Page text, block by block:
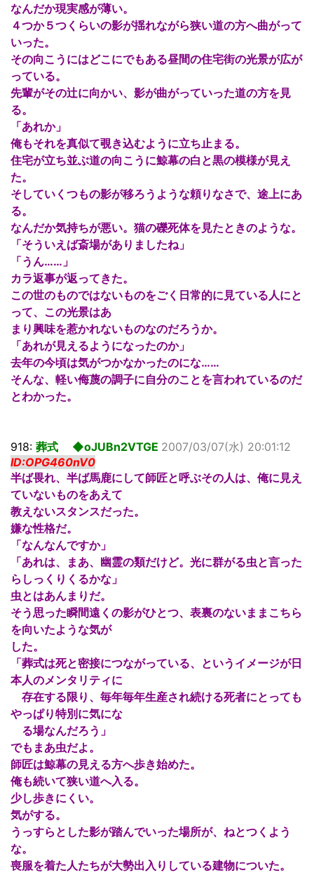
なんだか現実感が薄い。
４つか５つくらいの影が揺れながら狭い道の方へ曲がって
いった。
その向こうにはどこにでもある昼間の住宅街の光景が広が
っている。
先輩がその辻に向かい、影が曲がっていった道の方を見
る。
「あれか」
俺もそれを真似て覗き込むように立ち止まる。
住宅が立ち並ぶ道の向こうに鯨幕の白と黒の模様が見え
た。
そしていくつもの影が移ろうような頼りなさで、途上にあ
る。
なんだか気持ちが悪い。猫の礫死体を見たときのような。
「そういえば斎場がありましたね」
「うん……」
カラ返事が返ってきた。
この世のものではないものをごく日常的に見ている人にと
って、この光景はあ
まり興味を惹かれないものなのだろうか。
「あれが見えるようになったのか」
去年の今頃は気がつかなかったのにな……
そんな、軽い侮蔑の調子に自分のことを言われているのだ
とわかった。
918: 葬式 ◆oJUBn2VTGE 2007/03/07(水) 20:01:12
ID:OPG460nV0
半ば畏れ、半ば馬鹿にして師匠と呼ぶその人は、俺に見え
ていないものをあえて
教えないスタンスだった。
嫌な性格だ。
「なんなんですか」
「あれは、まあ、幽霊の類だけど。光に群がる虫と言った
らしっくりくるかな」
虫とはあんまりだ。
そう思った瞬間遠くの影がひとつ、表裏のないままこちら
を向いたような気が
した。
「葬式は死と密接につながっている、というイメージが日
本人のメンタリティに
存在する限り、毎年毎年生産され続ける死者にとっても
やっぱり特別に気にな
る場なんだろう」
でもまあ虫だよ。
師匠は鯨幕の見える方へ歩き始めた。
俺も続いて狭い道へ入る。
少し歩きにくい。
気がする。
うっすらとした影が踏んでいった場所が、ねとつくよう
な。
喪服を着た人たちが大勢出入りしている建物についた。